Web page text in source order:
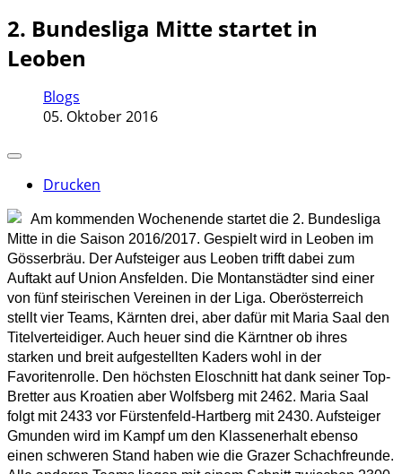
2. Bundesliga Mitte startet in
Leoben
Blogs
05. Oktober 2016
Drucken
Am kommenden Wochenende startet die 2. Bundesliga
Mitte in die Saison 2016/2017. Gespielt wird in Leoben im
Gösserbräu. Der Aufsteiger aus Leoben trifft dabei zum
Auftakt auf Union Ansfelden. Die Montanstädter sind einer
von fünf steirischen Vereinen in der Liga. Oberösterreich
stellt vier Teams, Kärnten drei, aber dafür mit Maria Saal den
Titelverteidiger. Auch heuer sind die Kärntner ob ihres
starken und breit aufgestellten Kaders wohl in der
Favoritenrolle. Den höchsten Eloschnitt hat dank seiner Top-
Bretter aus Kroatien aber Wolfsberg mit 2462. Maria Saal
folgt mit 2433 vor Fürstenfeld-Hartberg mit 2430. Aufsteiger
Gmunden wird im Kampf um den Klassenerhalt ebenso
einen schweren Stand haben wie die Grazer Schachfreunde.